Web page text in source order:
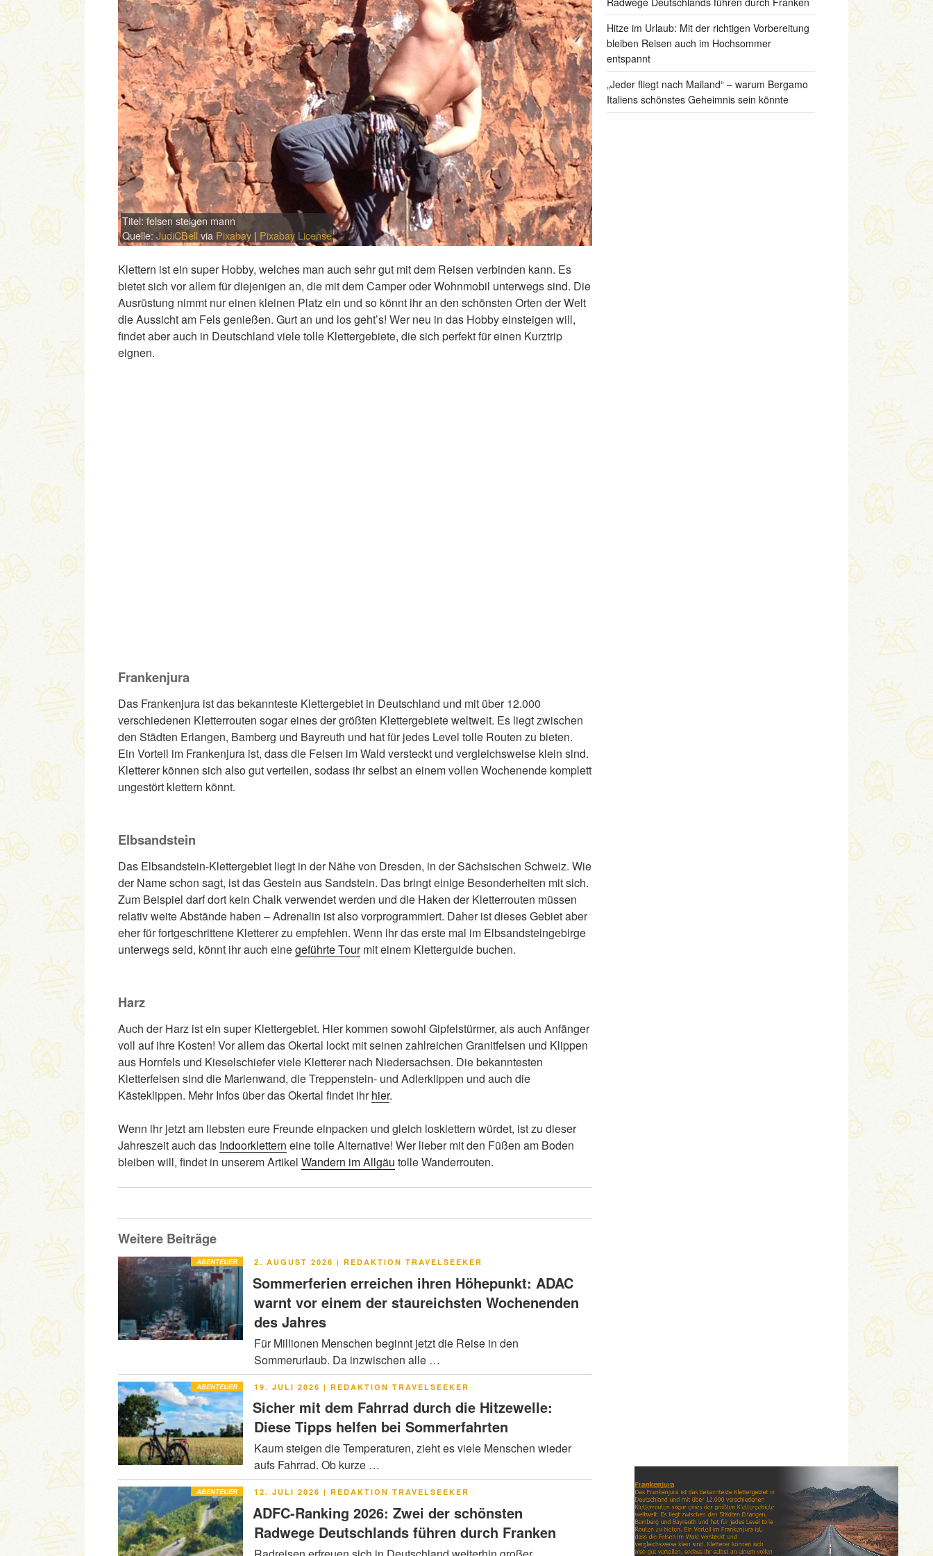
Titel: felsen steigen mann
Quelle:JudiCBell via Pixabay | Pixabay License
Klettern ist ein super Hobby, welches man auch sehr gut mit dem Reisen verbinden kann. Es
bietet sich vor allem für diejenigen an, die mit dem Camper oder Wohnmobil unterwegs sind. Die
Ausrüstung nimmt nur einen kleinen Platz ein und so könnt ihr an den schönsten Orten der Welt
die Aussicht am Fels genießen. Gurt an und los geht’s! Wer neu in das Hobby einsteigen will,
findet aber auch in Deutschland viele tolle Klettergebiete, die sich perfekt für einen Kurztrip
eignen.
Frankenjura
Das Frankenjura ist das bekannteste Klettergebiet in Deutschland und mit über 12.000
verschiedenen Kletterrouten sogar eines der größten Klettergebiete weltweit. Es liegt zwischen
den Städten Erlangen, Bamberg und Bayreuth und hat für jedes Level tolle Routen zu bieten.
Ein Vorteil im Frankenjura ist, dass die Felsen im Wald versteckt und vergleichsweise klein sind.
Kletterer können sich also gut verteilen, sodass ihr selbst an einem vollen Wochenende komplett
ungestört klettern könnt.
Elbsandstein
Das Elbsandstein-Klettergebiet liegt in der Nähe von Dresden, in der Sächsischen Schweiz. Wie
der Name schon sagt, ist das Gestein aus Sandstein. Das bringt einige Besonderheiten mit sich.
Zum Beispiel darf dort kein Chalk verwendet werden und die Haken der Kletterrouten müssen
relativ weite Abstände haben – Adrenalin ist also vorprogrammiert. Daher ist dieses Gebiet aber
eher für fortgeschrittene Kletterer zu empfehlen. Wenn ihr das erste mal im Elbsandsteingebirge
unterwegs seid, könnt ihr auch einegeführte Tourmit einem Kletterguide buchen.
Harz
Auch der Harz ist ein super Klettergebiet. Hier kommen sowohl Gipfelstürmer, als auch Anfänger
voll auf ihre Kosten! Vor allem das Okertal lockt mit seinen zahlreichen Granitfelsen und Klippen
aus Hornfels und Kieselschiefer viele Kletterer nach Niedersachsen. Die bekanntesten
Kletterfelsen sind die Marienwand, die Treppenstein- und Adlerklippen und auch die
Kästeklippen. Mehr Infos über das Okertal findet ihrhier.
Wenn ihr jetzt am liebsten eure Freunde einpacken und gleich losklettern würdet, ist zu dieser
Jahreszeit auch das Indoorklettern eine tolle Alternative! Wer lieber mit den Füßen am Boden
bleiben will, findet in unserem Artikel Wandern im Allgäu tolle Wanderrouten.
Weitere Beiträge
ABENTEUER
VERÖFFENTLICHT
2. AUGUST 2026 | REDAKTION TRAVELSEEKER
Sommerferien erreichen ihren Höhepunkt: ADAC
warnt vor einem der staureichsten Wochenenden
des Jahres
Für Millionen Menschen beginnt jetzt die Reise in den
Sommerurlaub. Da inzwischen alle …
ABENTEUER
VERÖFFENTLICHT
19. JULI 2026 | REDAKTION TRAVELSEEKER
Sicher mit dem Fahrrad durch die Hitzewelle:
Diese Tipps helfen bei Sommerfahrten
Kaum steigen die Temperaturen, zieht es viele Menschen wieder
aufs Fahrrad. Ob kurze …
ABENTEUER
VERÖFFENTLICHT
12. JULI 2026 | REDAKTION TRAVELSEEKER
ADFC-Ranking 2026: Zwei der schönsten
Radwege Deutschlands führen durch Franken
Hitze im Urlaub: Mit der richtigen Vorbereitung
bleiben Reisen auch im Hochsommer
entspannt
„Jeder fliegt nach Mailand“ – warum Bergamo
Italiens schönstes Geheimnis sein könnte